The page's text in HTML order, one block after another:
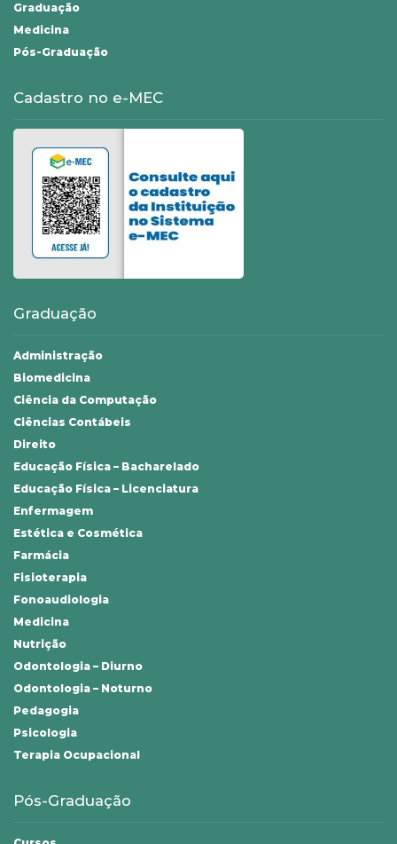
Graduação
Medicina
Pós-Graduação
Cadastro no e-MEC
Graduação
Administração
Biomedicina
Ciência da Computação
Ciências Contábeis
Direito
Educação Física – Bacharelado
Educação Física – Licenciatura
Enfermagem
Estética e Cosmética
Farmácia
Fisioterapia
Fonoaudiologia
Medicina
Nutrição
Odontologia – Diurno
Odontologia – Noturno
Pedagogia
Psicologia
Terapia Ocupacional
Pós-Graduação